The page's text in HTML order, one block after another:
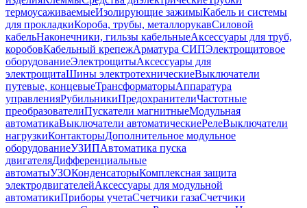
термоусаживаемыеИзолирующие зажимыКабель и системы
для прокладкиКороба, трубы, металлорукавСиловой
кабельНаконечники, гильзы кабельныеАксессуары для труб,
коробовКабельный крепежАрматура СИПЭлектрощитовое
оборудованиеЭлектрощитыАксессуары для
электрощитаШины электротехническиеВыключатели
путевые, концевыеТрансформаторыАппаратура
управленияРубильникиПредохранителиЧастотные
преобразователиПускатели магнитныеМодульная
автоматикаВыключатели автоматическиеРелеВыключатели
нагрузкиКонтакторыДополнительное модульное
оборудованиеУЗИПАвтоматика пуска
двигателяДифференциальные
автоматыУЗОКонденсаторыКомплексная защита
электродвигателейАксессуары для модульной
автоматикиПриборы учетаСчетчики газаСчетчики